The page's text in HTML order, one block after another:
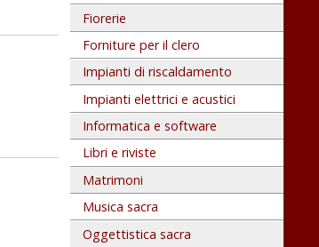
Fiorerie
Forniture per il clero
Impianti di riscaldamento
Impianti elettrici e acustici
Informatica e software
Libri e riviste
Matrimoni
Musica sacra
Oggettistica sacra